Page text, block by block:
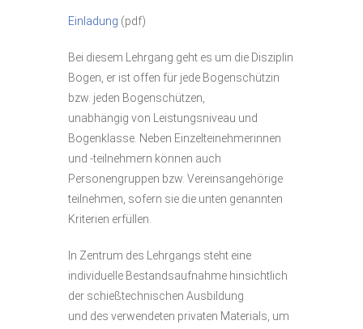
Einladung (pdf)
Bei diesem Lehrgang geht es um die Disziplin
Bogen, er ist offen für jede Bogenschützin
bzw. jeden Bogenschützen,
unabhängig von Leistungsniveau und
Bogenklasse. Neben Einzelteinehmerinnen
und -teilnehmern können auch
Personengruppen bzw. Vereinsangehörige
teilnehmen, sofern sie die unten genannten
Kriterien erfüllen.
In Zentrum des Lehrgangs steht eine
individuelle Bestandsaufnahme hinsichtlich
der schießtechnischen Ausbildung
und des verwendeten privaten Materials, um